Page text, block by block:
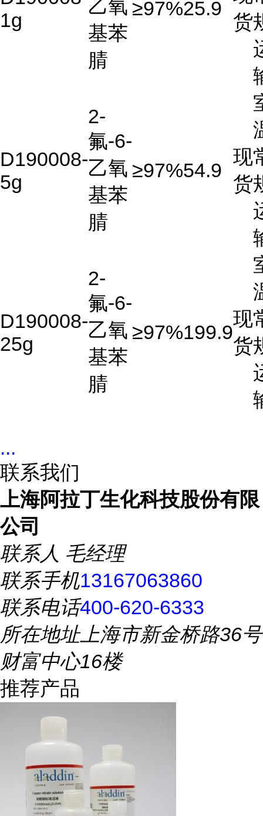
1g
乙氧
基苯
腈
≥97%25.9
货
D190008-
5g
2-
氟-6-
乙氧
基苯
腈
≥97%54.9
现
货
D190008-
25g
2-
氟-6-
乙氧
基苯
腈
≥97%199.9
现
货
...
联系我们
上海阿拉丁生化科技股份有限
公司
联系人 毛经理
联系手机13167063860
联系电话400-620-6333
所在地址上海市新金桥路36号
财富中心16楼
推荐产品